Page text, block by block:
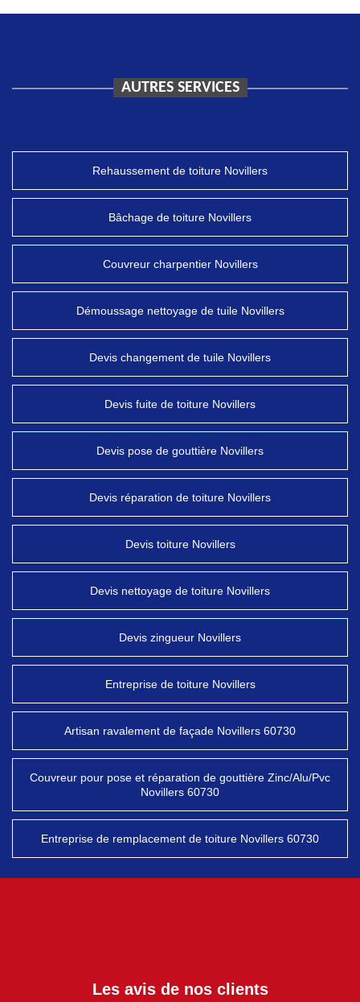
AUTRES SERVICES
Rehaussement de toiture Novillers
Bâchage de toiture Novillers
Couvreur charpentier Novillers
Démoussage nettoyage de tuile Novillers
Devis changement de tuile Novillers
Devis fuite de toiture Novillers
Devis pose de gouttière Novillers
Devis réparation de toiture Novillers
Devis toiture Novillers
Devis nettoyage de toiture Novillers
Devis zingueur Novillers
Entreprise de toiture Novillers
Artisan ravalement de façade Novillers 60730
Couvreur pour pose et réparation de gouttière Zinc/Alu/Pvc
Novillers 60730
Entreprise de remplacement de toiture Novillers 60730
Les avis de nos clients